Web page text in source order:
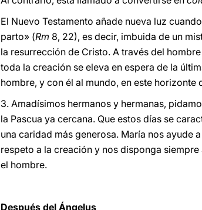
El Nuevo Testamento añade nueva luz
parto» (Rm 8, 22), es decir, imbuida de un
la resurrección de Cristo. A través del
toda la creación se eleva en espera de la
hombre, y con él al mundo, en este horizonte
3. Amadísimos hermanos y hermanas,
la Pascua ya cercana. Que estos días se
una caridad más generosa. María nos ayude
respeto a la creación y nos disponga
el hombre.
Después del Ángelus